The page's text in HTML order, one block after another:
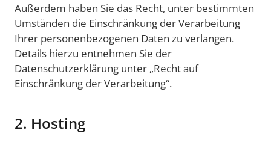
Außerdem haben Sie das Recht, unter bestimmten
Umständen die Einschränkung der Verarbeitung
Ihrer personenbezogenen Daten zu verlangen.
Details hierzu entnehmen Sie der
Datenschutzerklärung unter „Recht auf
Einschränkung der Verarbeitung“.
2. Hosting